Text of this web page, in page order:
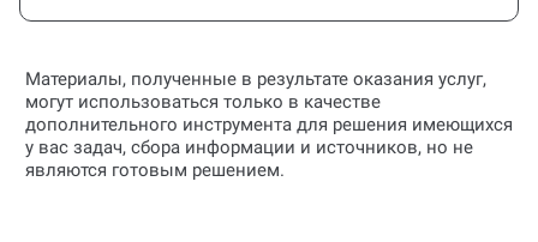
Материалы, полученные в результате оказания услуг,
могут использоваться только в качестве
дополнительного инструмента для решения имеющихся
у вас задач, сбора информации и источников, но не
являются готовым решением.